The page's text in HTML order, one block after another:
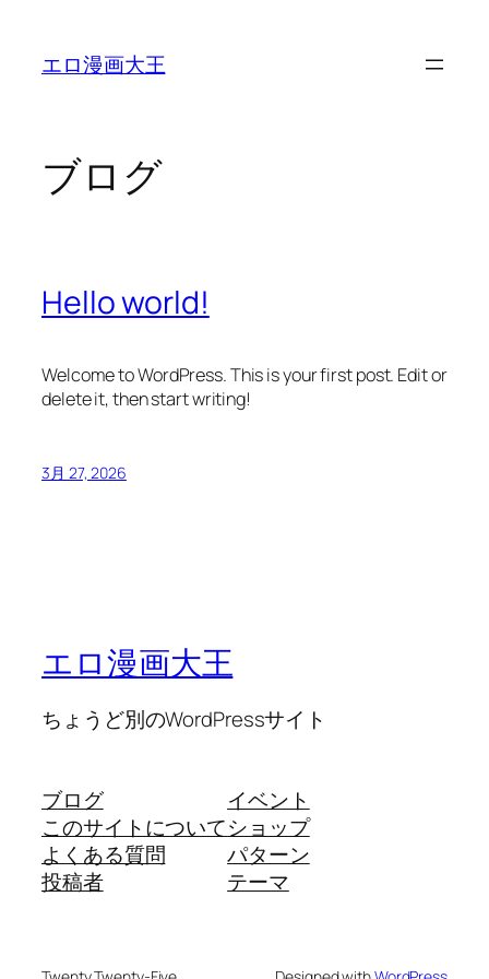
エロ漫画大王
ブログ
Hello world!
Welcome to WordPress. This is your first post. Edit or
delete it, then start writing!
3月 27, 2026
エロ漫画大王
ちょうど別のWordPressサイト
ブログ
このサイトについて
よくある質問
投稿者
イベント
ショップ
パターン
テーマ